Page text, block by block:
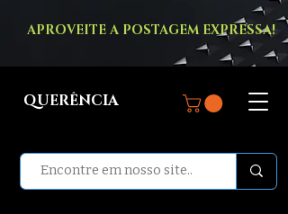
APROVEITE A POSTAGEM EXPRESSA!
QUERÊNCIA